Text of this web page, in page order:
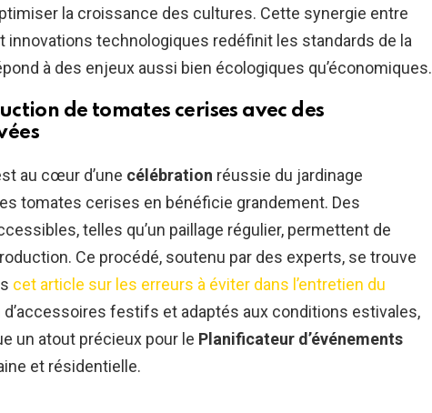
la croissance des cultures. Cette synergie entre
innovations technologiques redéfinit les standards de la
à des enjeux aussi bien écologiques qu’économiques.
de tomates cerises avec des
au cœur d’une célébration réussie du jardinage
tomates cerises en bénéficie grandement. Des
telles qu’un paillage régulier, permettent de
Ce procédé, soutenu par des experts, se trouve
cet article sur les erreurs à éviter dans l’entretien du
d’accessoires festifs et adaptés aux conditions estivales,
un atout précieux pour le Planificateur d’événements
et résidentielle.